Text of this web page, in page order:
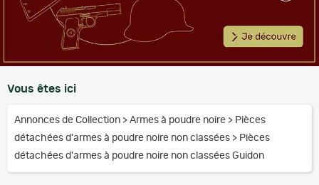
Vous êtes ici
Annonces de Collection > Armes à poudre noire > Pièces
détachées d'armes à poudre noire non classées > Pièces
détachées d'armes à poudre noire non classées Guidon